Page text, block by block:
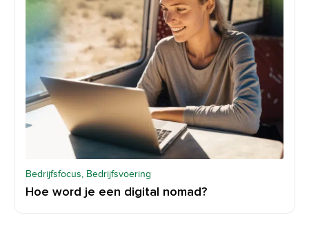
Bedrijfsfocus, Bedrijfsvoering
Hoe word je een digital nomad?